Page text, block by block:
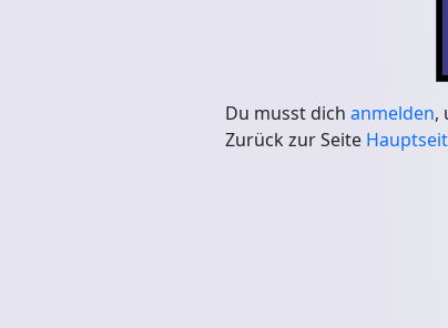
Du musst dich anmelden,
Zurück zur Seite